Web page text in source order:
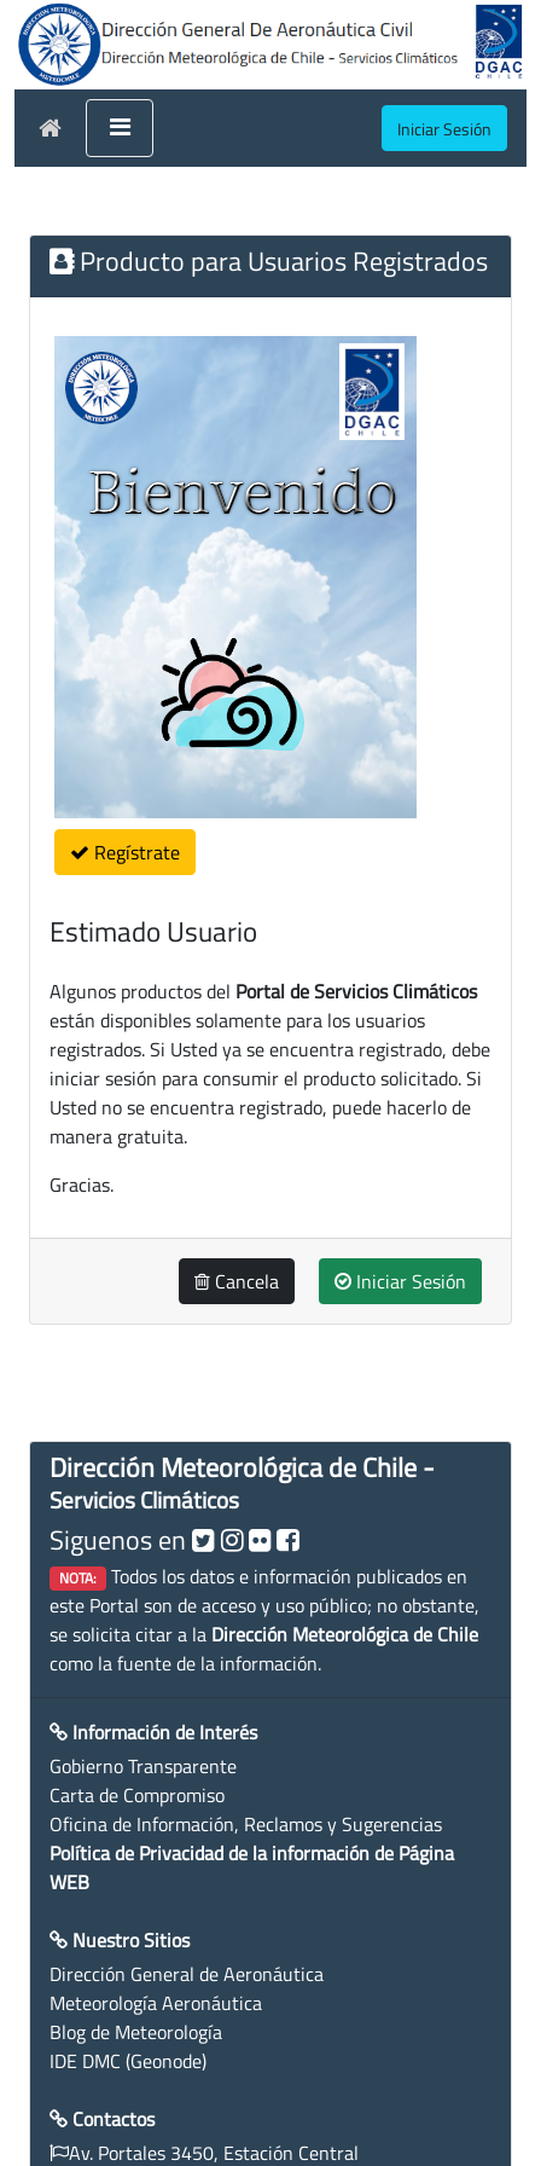
Iniciar Sesión
Producto para Usuarios Registrados
Regístrate
Estimado Usuario
Algunos productos del Portal de Servicios Climáticos
están disponibles solamente para los usuarios
registrados. Si Usted ya se encuentra registrado, debe
iniciar sesión para consumir el producto solicitado. Si
Usted no se encuentra registrado, puede hacerlo de
manera gratuita.
Gracias.
Cancela Iniciar Sesión
Dirección Meteorológica de Chile -
Servicios Climáticos
Siguenos en
NOTA: Todos los datos e información publicados en
este Portal son de acceso y uso público; no obstante,
se solicita citar a la Dirección Meteorológica de Chile
como la fuente de la información.
Información de Interés
Gobierno Transparente
Carta de Compromiso
Oficina de Información, Reclamos y Sugerencias
Política de Privacidad de la información de Página
WEB
Nuestro Sitios
Dirección General de Aeronáutica
Meteorología Aeronáutica
Blog de Meteorología
IDE DMC (Geonode)
Contactos
Av. Portales 3450, Estación Central